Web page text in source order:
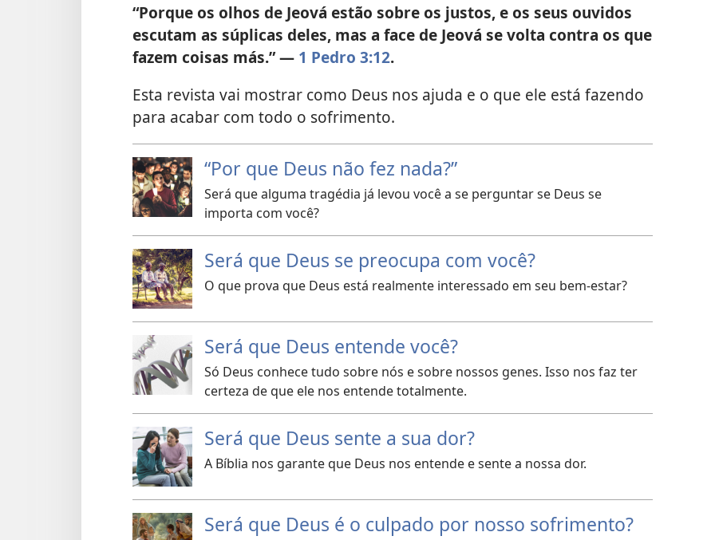
“Porque os olhos de Jeová estão sobre os justos, e os seus ouvidos
escutam as súplicas deles, mas a face de Jeová se volta contra os que
fazem coisas más.” — 1 Pedro 3:12.
Esta revista vai mostrar como Deus nos ajuda e o que ele está fazendo
para acabar com todo o sofrimento.
“Por que Deus não fez nada?”
Será que alguma tragédia já levou você a se perguntar se Deus se
importa com você?
Será que Deus se preocupa com você?
O que prova que Deus está realmente interessado em seu bem-estar?
Será que Deus entende você?
Só Deus conhece tudo sobre nós e sobre nossos genes. Isso nos faz ter
certeza de que ele nos entende totalmente.
Será que Deus sente a sua dor?
A Bíblia nos garante que Deus nos entende e sente a nossa dor.
Será que Deus é o culpado por nosso sofrimento?